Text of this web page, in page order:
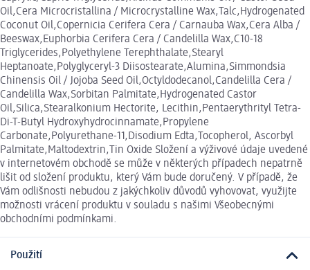
Oil,Cera Microcristallina / Microcrystalline Wax,Talc,Hydrogenated
Coconut Oil,Copernicia Cerifera Cera / Carnauba Wax,Cera Alba /
Beeswax,Euphorbia Cerifera Cera / Candelilla Wax,C10-18
Triglycerides,Polyethylene Terephthalate,Stearyl
Heptanoate,Polyglyceryl-3 Diisostearate,Alumina,Simmondsia
Chinensis Oil / Jojoba Seed Oil,Octyldodecanol,Candelilla Cera /
Candelilla Wax,Sorbitan Palmitate,Hydrogenated Castor
Oil,Silica,Stearalkonium Hectorite, Lecithin,Pentaerythrityl Tetra-
Di-T-Butyl Hydroxyhydrocinnamate,Propylene
Carbonate,Polyurethane-11,Disodium Edta,Tocopherol, Ascorbyl
Palmitate,Maltodextrin,Tin Oxide Složení a výživové údaje uvedené
v internetovém obchodě se může v některých případech nepatrně
lišit od složení produktu, který Vám bude doručený. V případě, že
Vám odlišnosti nebudou z jakýchkoliv důvodů vyhovovat, využijte
možnosti vrácení produktu v souladu s našimi Všeobecnými
obchodními podmínkami.
Použití